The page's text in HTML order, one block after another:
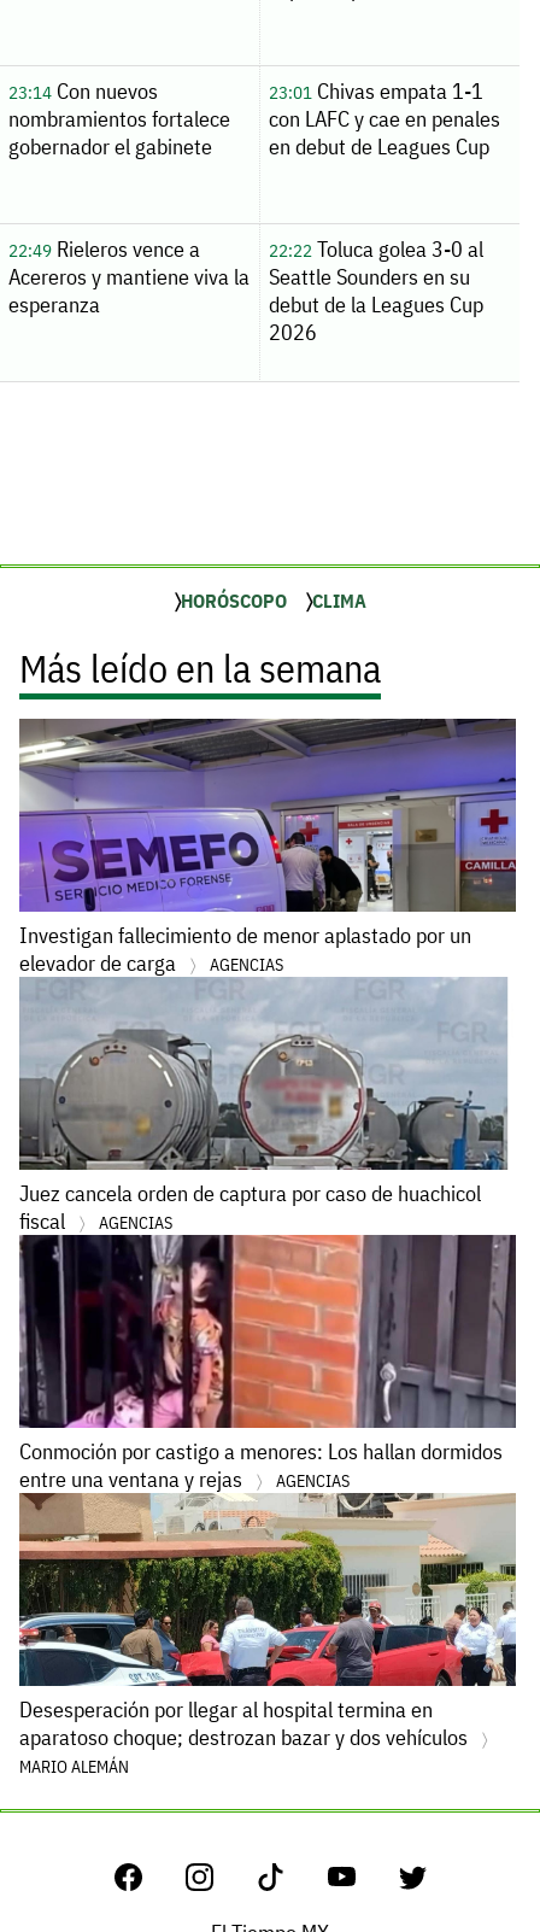
23:14Con nuevos
nombramientos fortalece
gobernador el gabinete
23:01Chivas empata 1-1
con LAFC y cae en penales
en debut de Leagues Cup
22:49Rieleros vence a
Acereros y mantiene viva la
esperanza
22:22Toluca golea 3-0 al
Seattle Sounders en su
debut de la Leagues Cup
2026
HORÓSCOPO CLIMA
Más leído en la semana
Investigan fallecimiento de menor aplastado por un
elevador de carga
AGENCIAS
Juez cancela orden de captura por caso de huachicol
fiscal
AGENCIAS
Conmoción por castigo a menores: Los hallan dormidos
entre una ventana y rejas
AGENCIAS
Desesperación por llegar al hospital termina en
aparatoso choque; destrozan bazar y dos vehículos
MARIO ALEMÁN